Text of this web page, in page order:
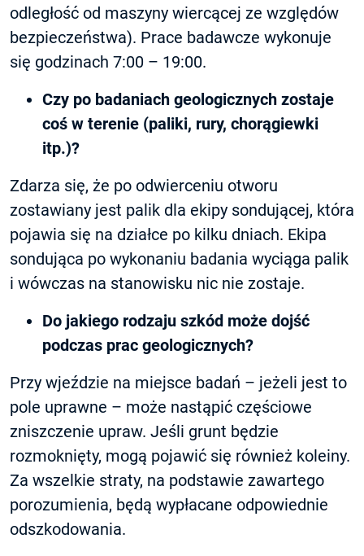
odległość od maszyny wiercącej ze względów
bezpieczeństwa). Prace badawcze wykonuje
się godzinach 7:00 – 19:00.
Czy po badaniach geologicznych zostaje
coś w terenie (paliki, rury, chorągiewki
itp.)?
Zdarza się, że po odwierceniu otworu
zostawiany jest palik dla ekipy sondującej, która
pojawia się na działce po kilku dniach. Ekipa
sondująca po wykonaniu badania wyciąga palik
i wówczas na stanowisku nic nie zostaje.
Do jakiego rodzaju szkód może dojść
podczas prac geologicznych?
Przy wjeździe na miejsce badań – jeżeli jest to
pole uprawne – może nastąpić częściowe
zniszczenie upraw. Jeśli grunt będzie
rozmoknięty, mogą pojawić się również koleiny.
Za wszelkie straty, na podstawie zawartego
porozumienia, będą wypłacane odpowiednie
odszkodowania.